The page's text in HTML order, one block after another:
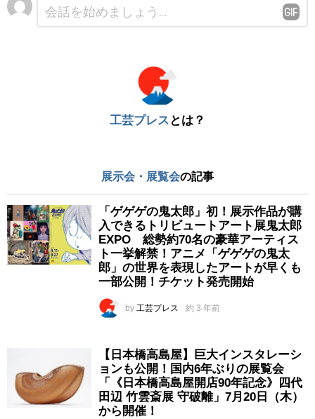
工芸プレス とは？
展示会・展覧会の記事
「ゲゲゲの鬼太郎」初！展示作品が購
入できるトリビュートアート展鬼太郎
EXPO 総勢約70名の豪華アーティス
ト一挙解禁！アニメ「ゲゲゲの鬼太
郎」の世界を表現したアートが早くも
一部公開！チケット発売開始
by 工芸プレス 約 3 年前
【日本橋高島屋】巨大インスタレーシ
ョンも公開！国内6年ぶりの展覧会
「《日本橋高島屋開店90年記念》四代
田辺 竹雲斎展 守破離」7月20日（木）
から開催！